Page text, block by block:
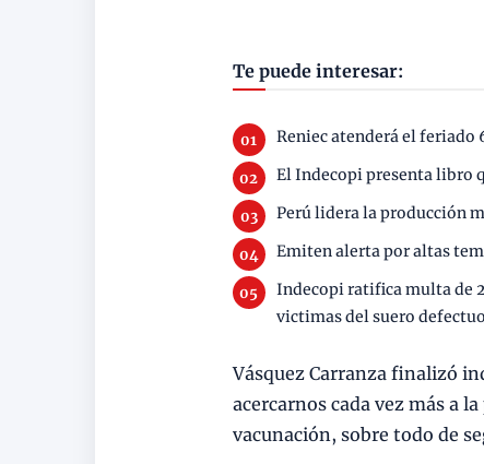
Te puede interesar:
Reniec atenderá el feriado
El Indecopi presenta libro
Perú lidera la producción
Emiten alerta por altas
Indecopi ratifica multa de
victimas del suero
Vásquez Carranza finalizó
acercarnos cada vez más a
vacunación, sobre todo de